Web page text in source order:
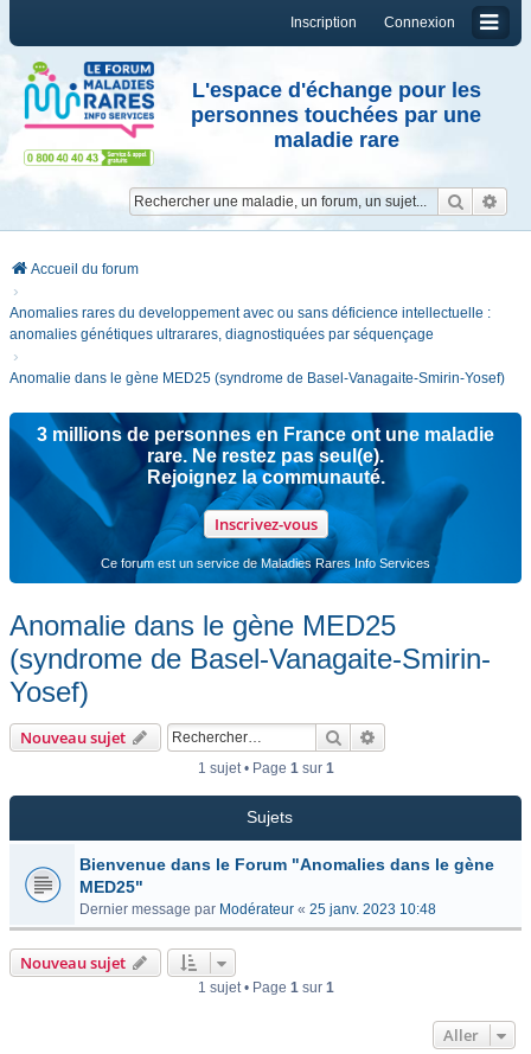
Connexion
Inscription
L'espace d'échange pour les
personnes touchées par une
maladie rare
Accueil du forum
Anomalies rares du developpement avec ou sans déficience intellectuelle :
anomalies génétiques ultrarares, diagnostiquées par séquençage
Anomalie dans le gène MED25 (syndrome de Basel-Vanagaite-Smirin-Yosef)
3 millions de personnes en France ont une maladie
rare. Ne restez pas seul(e).
Rejoignez la communauté.
Inscrivez-vous
Ce forum est un service de Maladies Rares Info Services
Anomalie dans le gène MED25
(syndrome de Basel-Vanagaite-Smirin-
Yosef)
Nouveau sujet Rechercher
1 sujet • Page 1sur 1
Sujets
Bienvenue dans le Forum "Anomalies dans le gène
MED25"
Dernier message par Modérateur « 25 janv. 2023 10:48
Nouveau sujet
1 sujet • Page 1sur 1
Aller